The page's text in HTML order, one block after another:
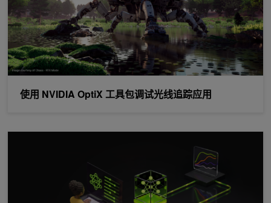
使用 NVIDIA OptiX 工具包调试光线追踪应用
借助 Prime Intellect Lab，只需几分钟即可开始自定义 NVIDIA